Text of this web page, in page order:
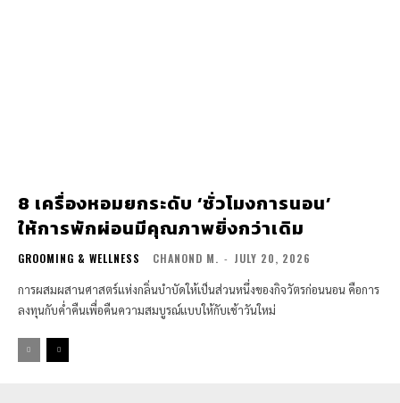
8 เครื่องหอมยกระดับ ‘ชั่วโมงการนอน’
ให้การพักผ่อนมีคุณภาพยิ่งกว่าเดิม
GROOMING & WELLNESS CHANOND M. - JULY 20, 2026
การผสมผสานศาสตร์แห่งกลิ่นบำบัดให้เป็นส่วนหนึ่งของกิจวัตรก่อนนอน คือการ
ลงทุนกับค่ำคืนเพื่อคืนความสมบูรณ์แบบให้กับเช้าวันใหม่